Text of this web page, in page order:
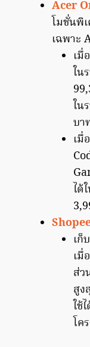
Acer
โมชั่นพิ
เฉพาะ
เมื่
ใน
ใน
บา
เมื่
ได้
เก็
เมื่
ส่ว
สูง
ใช้
โค